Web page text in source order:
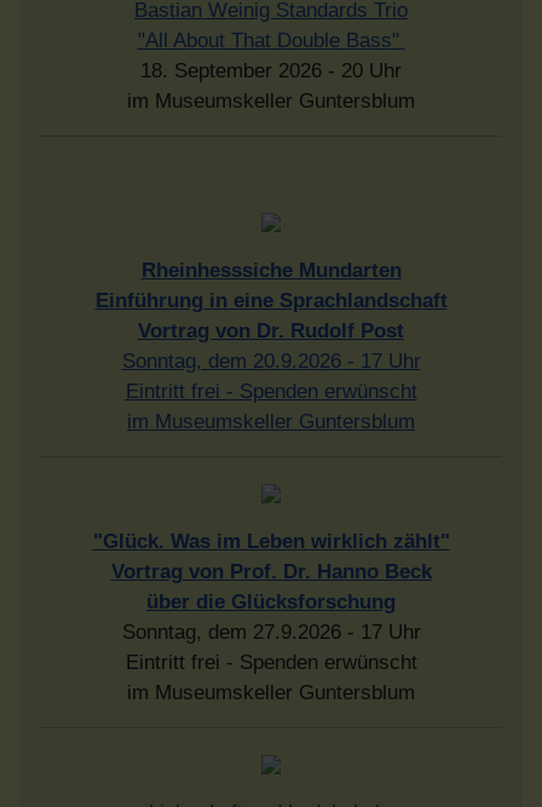
Bastian Weinig Standards Trio
"All About That Double Bass"
18. September 2026 - 20 Uhr
im Museumskeller Guntersblum
Rheinhesssiche Mundarten
Einführung in eine Sprachlandschaft
Vortrag von Dr. Rudolf Post
Sonntag, dem 20.9.2026 - 17 Uhr
Eintritt frei - Spenden erwünscht
im Museumskeller Guntersblum
"Glück. Was im Leben wirklich zählt"
Vortrag von Prof. Dr. Hanno Beck
über die Glücksforschung
Sonntag, dem 27.9.2026 - 17 Uhr
Eintritt frei - Spenden erwünscht
im Museumskeller Guntersblum